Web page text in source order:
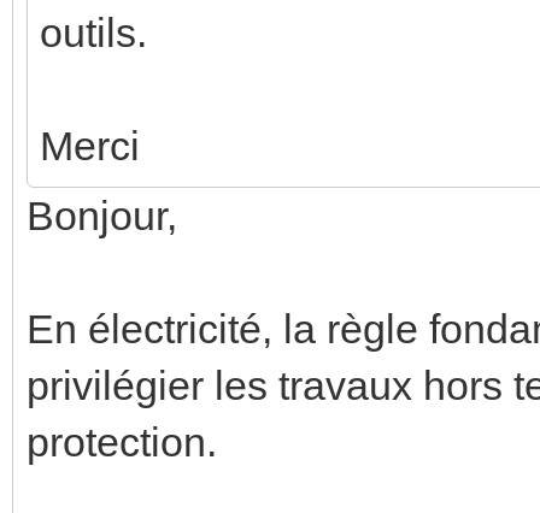
outils.
Merci
Bonjour,
En électricité, la règle
privilégier les travaux hors
protection.